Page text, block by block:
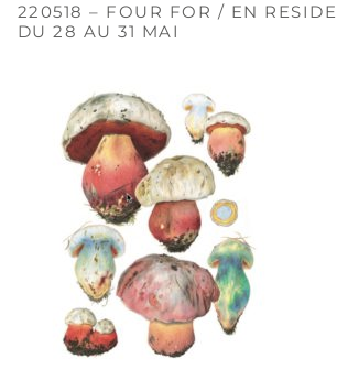
220518 – FOUR FOR / EN
DU 28 AU 31 MAI